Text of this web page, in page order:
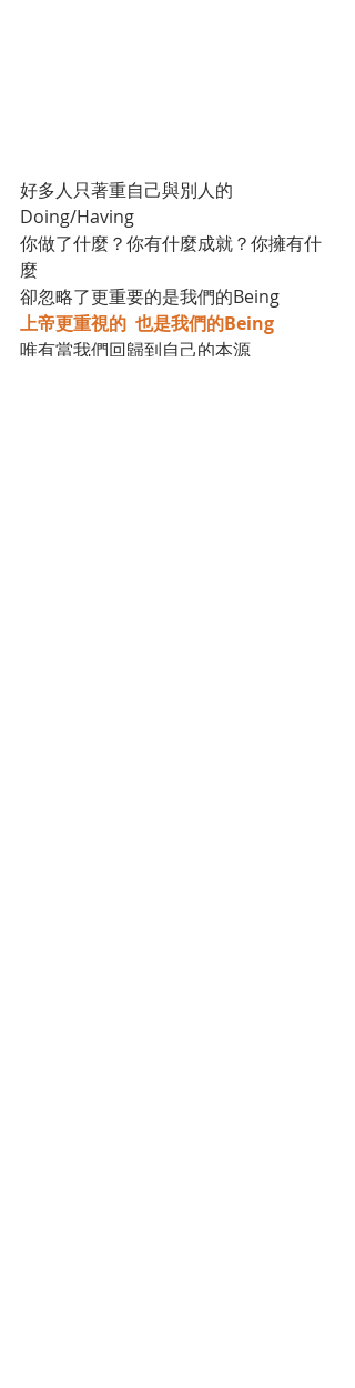
好多人只著重自己與別人的
Doing/Having
你做了什麼？你有什麼成就？你擁有什
麼
卻忽略了更重要的是我們的Being
上帝更重視的  也是我們的Being
唯有當我們回歸到自己的本源